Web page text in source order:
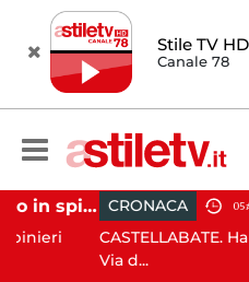
Stile TV HD
Canale 78
Ischia, pusher sorpreso in spiaggia da carabinieri in Vespa CRONACA 05:42
CASTELLABATE. Ha
Via d...